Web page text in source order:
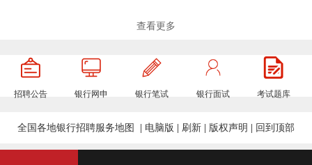
[江苏]2026年苏州银行无锡分行社会招聘公告（7.21）
[江苏]2026年苏州银行徐州分行社会招聘公告（7.17） 07.17
[江苏]2026年苏州银行常州分行社会招聘公告（7.17） 07.17
[江苏]2026年苏州银行南京分行社会招聘公告（7.17） 07.17
查看更多
招聘公告 银行网申 银行笔试 银行面试 考试题库
全国各地银行招聘服务地图 电脑版 刷新 版权声明 回到顶部